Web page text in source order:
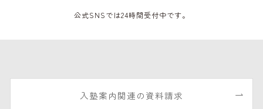
公式SNSでは24時間受付中です。
入塾案内関連の資料請求